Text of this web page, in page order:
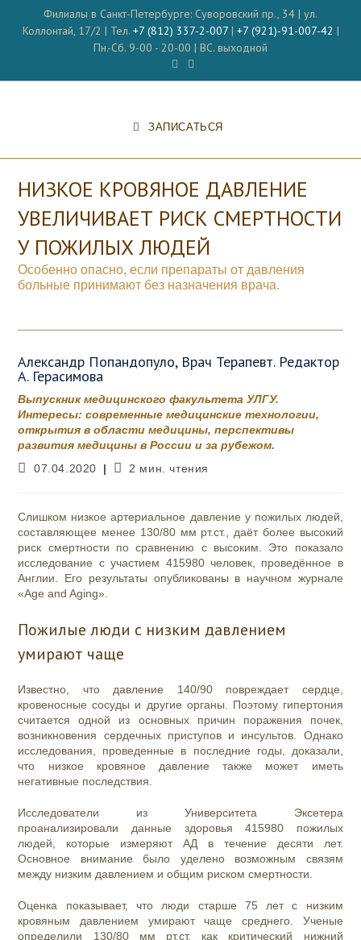
содержимому
Филиалы в Санкт-Петербурге: Суворовский пр., 34 | ул.
Коллонтай, 17/2 | Тел. +7 (812) 337-2-007| +7 (921)-91-007-42 |
Пн.-Сб. 9-00 - 20-00 | ВС. выходной
ЗАПИСАТЬСЯ
НИЗКОЕ КРОВЯНОЕ ДАВЛЕНИЕ
УВЕЛИЧИВАЕТ РИСК СМЕРТНОСТИ
У ПОЖИЛЫХ ЛЮДЕЙ
Особенно опасно, если препараты от давления
больные принимают без назначения врача.
Александр Попандопуло, Врач Терапевт. Редактор
А. Герасимова
Выпускник медицинского факультета УЛГУ.
Интересы: современные медицинские технологии,
открытия в области медицины, перспективы
развития медицины в России и за рубежом.
Запись
07.04.2020
Время
2 мин. чтения
Слишком низкое артериальное давление у пожилых людей,
составляющее менее 130/80 мм рт.ст., даёт более высокий
риск смертности по сравнению с высоким. Это показало
исследование с участием 415980 человек, проведённое в
Англии. Его результаты опубликованы в научном журнале
«Age and Aging».
Пожилые люди с низким давлением
умирают чаще
Известно, что давление 140/90 повреждает сердце,
кровеносные сосуды и другие органы. Поэтому гипертония
считается одной из основных причин поражения почек,
возникновения сердечных приступов и инсультов. Однако
исследования, проведенные в последние годы, доказали,
что низкое кровяное давление также может иметь
негативные последствия.
Исследователи из Университета Эксетера
проанализировали данные здоровья 415980 пожилых
людей, которые измеряют АД в течение десяти лет.
Основное внимание было уделено возможным связям
между низким давлением и общим риском смертности.
Оценка показывает, что люди старше 75 лет с низким
кровяным давлением умирают чаще среднего. Ученые
определили 130/80 мм рт.ст. как критический нижний